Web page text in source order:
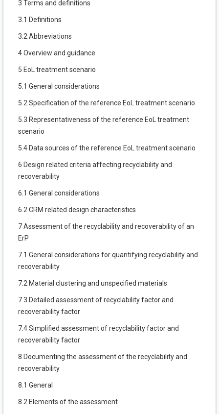
3 Terms and definitions
3.1 Definitions
3.2 Abbreviations
4 Overview and guidance
5 EoL treatment scenario
5.1 General considerations
5.2 Specification of the reference EoL treatment scenario
5.3 Representativeness of the reference EoL treatment
scenario
5.4 Data sources of the reference EoL treatment scenario
6 Design related criteria affecting recyclability and
recoverability
6.1 General considerations
6.2 CRM related design characteristics
7 Assessment of the recyclability and recoverability of an
ErP
7.1 General considerations for quantifying recyclability and
recoverability
7.2 Material clustering and unspecified materials
7.3 Detailed assessment of recyclability factor and
recoverability factor
7.4 Simplified assessment of recyclability factor and
recoverability factor
8 Documenting the assessment of the recyclability and
recoverability
8.1 General
8.2 Elements of the assessment